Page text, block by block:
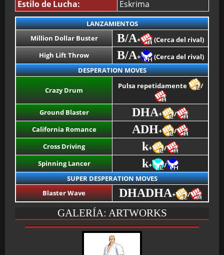
Estilo de Lucha:
Eskrima
LANZAMIENTOS
Million Dollar Buster
B/A+
(Cerca del rival)
High Lift Throw
B/A+
(Cerca del rival)
DESPERATION MOVES
Crazy Drum Pulsa repetidamente /
Ground Blaster DHA+
/
California Romance
ADH+
/
Cross Driving
k+
/
Spinning Lancer
k+
/
SUPER DESPERATION MOVES
Blaster Wave
DHADHA+ /
GALERÍA: ARTWORKS